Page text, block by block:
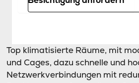
Top klimatisierte Räume, mit
und Cages, dazu schnelle und
Netzwerkverbindungen mit